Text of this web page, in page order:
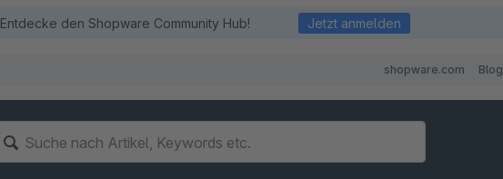
Entdecke den Shopware Community Hub! Jetzt anmelden
shopware.com Blog